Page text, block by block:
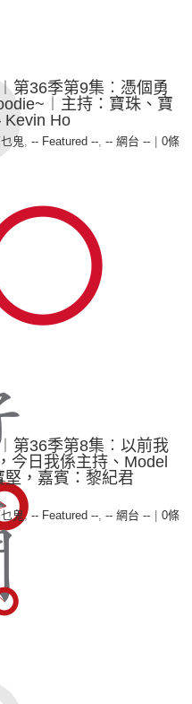
第36季第9集︰憑個勇
主持：寶珠、寶
Kevin Ho
鬼, -- Featured --, -- 網台 --
0條
第36季第8集︰以前我
今日我係主持、Model
，嘉賓：黎紀君
鬼, -- Featured --, -- 網台 --
0條